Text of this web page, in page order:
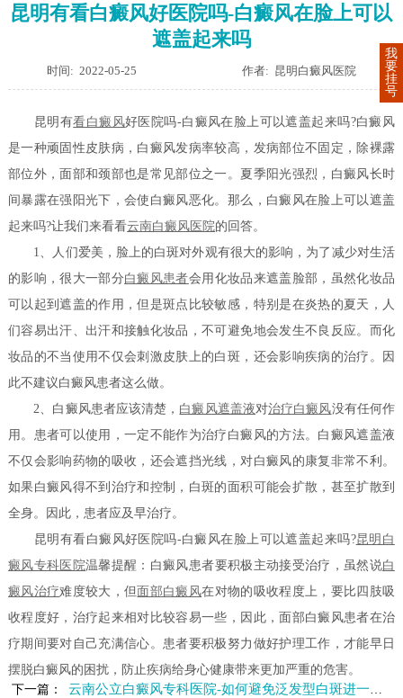
昆明有看白癜风好医院吗-白癜风在脸上可以
遮盖起来吗
时间: 2022-05-25 作者: 昆明白癜风医院
昆明有看白癜风好医院吗-白癜风在脸上可以遮盖起来吗?白癜风
是一种顽固性皮肤病，白癜风发病率较高，发病部位不固定，除裸露
部位外，面部和颈部也是常见部位之一。夏季阳光强烈，白癜风长时
间暴露在强阳光下，会使白癜风恶化。那么，白癜风在脸上可以遮盖
起来吗?让我们来看看云南白癜风医院的回答。
1、人们爱美，脸上的白斑对外观有很大的影响，为了减少对生活
的影响，很大一部分白癜风患者会用化妆品来遮盖脸部，虽然化妆品
可以起到遮盖的作用，但是斑点比较敏感，特别是在炎热的夏天，人
们容易出汗、出汗和接触化妆品，不可避免地会发生不良反应。而化
妆品的不当使用不仅会刺激皮肤上的白斑，还会影响疾病的治疗。因
此不建议白癜风患者这么做。
2、白癜风患者应该清楚， 白癜风遮盖液对治疗白癜风没有任何作
用。患者可以使用，一定不能作为治疗白癜风的方法。白癜风遮盖液
不仅会影响药物的吸收，还会遮挡光线，对白癜风的康复非常不利。
如果白癜风得不到治疗和控制，白斑的面积可能会扩散，甚至扩散到
全身。因此，患者应及早治疗。
昆明有看白癜风好医院吗-白癜风在脸上可以遮盖起来吗?昆明白
癜风专科医院温馨提醒：白癜风患者要积极主动接受治疗，虽然说白
癜风治疗难度较大，但 面部白癜风在对物的吸收程度上，要比四肢吸
收程度好，治疗起来相对比较容易一些，因此，面部白癜风患者在治
疗期间要对自己充满信心。患者要积极努力做好护理工作，才能早日
摆脱白癜风的困扰，防止疾病给身心健康带来更加严重的危害。
下一篇：
云南公立白癜风专科医院-如何避免泛发型白斑进一步扩散呢
我
要
挂
号